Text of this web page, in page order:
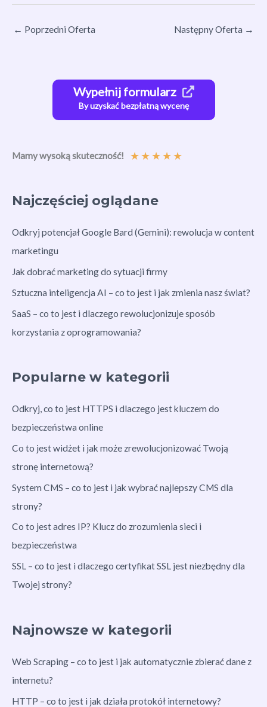
← Poprzedni Oferta Następny Oferta →
Wypełnij formularz
By uzyskać bezpłatną wycenę
Mamy wysoką skuteczność! ★★★★★
Najczęściej oglądane
Odkryj potencjał Google Bard (Gemini): rewolucja w content
marketingu
Jak dobrać marketing do sytuacji firmy
Sztuczna inteligencja AI – co to jest i jak zmienia nasz świat?
SaaS – co to jest i dlaczego rewolucjonizuje sposób
korzystania z oprogramowania?
Popularne w kategorii
Odkryj, co to jest HTTPS i dlaczego jest kluczem do
bezpieczeństwa online
Co to jest widżet i jak może zrewolucjonizować Twoją
stronę internetową?
System CMS – co to jest i jak wybrać najlepszy CMS dla
strony?
Co to jest adres IP? Klucz do zrozumienia sieci i
bezpieczeństwa
SSL – co to jest i dlaczego certyfikat SSL jest niezbędny dla
Twojej strony?
Najnowsze w kategorii
Web Scraping – co to jest i jak automatycznie zbierać dane z
internetu?
HTTP – co to jest i jak działa protokół internetowy?